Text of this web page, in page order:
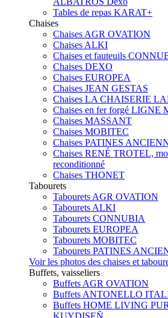
Tables de repas KARAT+
Chaises
Chaises AGR OVATION
Chaises ALKI
Chaises et fauteuils
Chaises DEXO
Chaises EUROPEA
Chaises JEAN GESTAS
Chaises LA CHAISERIE
Chaises en fer forgé LIGNE
Chaises MASSANT
Chaises MOBITEC
Chaises PATINES
Chaises RENÉ TROTEL,
reconditionné
Chaises THONET
Tabourets
Tabourets AGR OVATION
Tabourets ALKI
Tabourets CONNUBIA
Tabourets EUROPEA
Tabourets MOBITEC
Tabourets PATINES
Voir les photos des chaises et
Buffets, vaisseliers
Buffets AGR OVATION
Buffets ANTONELLO
Buffets HOME LIVING
KUYDISEÑ